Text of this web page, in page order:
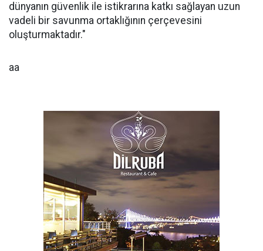
dünyanın güvenlik ile istikrarına katkı sağlayan uzun
vadeli bir savunma ortaklığının çerçevesini
oluşturmaktadır."
aa